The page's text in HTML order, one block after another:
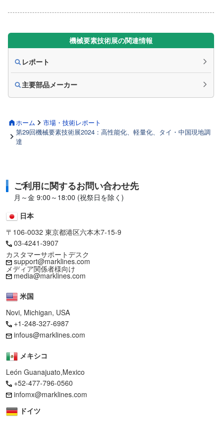
ホーム
市場・技術レポート
第29回機械要素技術展2024：高性能化、軽量化、タイ・中国現地調
達
機械要素技術展の関連情報
レポート
主要部品メーカー
ご利用に関するお問い合わせ先
月～金 9:00～18:00 (祝祭日を除く)
日本
〒106-0032 東京都港区六本木7-15-9
03-4241-3907
カスタマーサポートデスク
support@marklines.com
メディア関係者様向け
media@marklines.com
米国
Novi, Michigan, USA
+1-248-327-6987
infous@marklines.com
メキシコ
León Guanajuato,Mexico
+52-477-796-0560
infomx@marklines.com
ドイツ